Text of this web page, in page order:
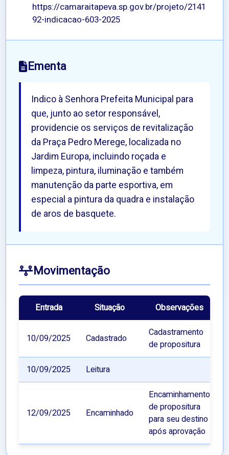
https://camaraitapeva.sp.gov.br/projeto/2141
92-indicacao-603-2025
Ementa
Indico à Senhora Prefeita Municipal para
que, junto ao setor responsável,
providencie os serviços de revitalização
da Praça Pedro Merege, localizada no
Jardim Europa, incluindo roçada e
limpeza, pintura, iluminação e também
manutenção da parte esportiva, em
especial a pintura da quadra e instalação
de aros de basquete.
Movimentação
Entrada Situação Observações
10/09/2025 Cadastrado
Cadastramento
de propositura
10/09/2025 Leitura
12/09/2025 Encaminhado
Encaminhamento
de propositura
para seu destino
após aprovação